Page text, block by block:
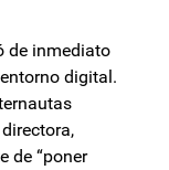
de inmediato
digital.
de “poner